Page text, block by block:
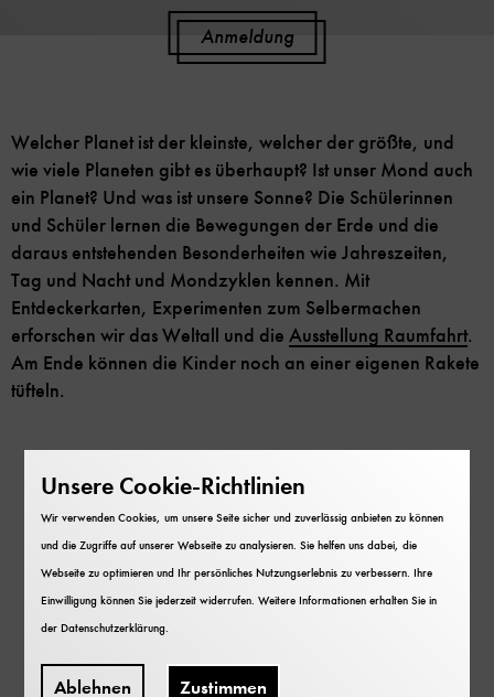
Anmeldung
Welcher Planet ist der kleinste, welcher der größte, und
wie viele Planeten gibt es überhaupt? Ist unser Mond auch
ein Planet? Und was ist unsere Sonne? Die Schülerinnen
und Schüler lernen die Bewegungen der Erde und die
daraus entstehenden Besonderheiten wie Jahreszeiten,
Tag und Nacht und Mondzyklen kennen. Mit
Entdeckerkarten, Experimenten zum Selbermachen
erforschen wir das Weltall und die Ausstellung Raumfahrt.
Am Ende können die Kinder noch an einer eigenen Rakete
tüfteln.
Einblicke in das
Schulklassenprogramm
Raketenwerkstatt
Inhaltskarussell
überspringen
Unsere Cookie-Richtlinien
Wir verwenden Cookies, um unsere Seite sicher und zuverlässig anbieten zu können
und die Zugriffe auf unserer Webseite zu analysieren. Sie helfen uns dabei, die
Webseite zu optimieren und Ihr persönliches Nutzungserlebnis zu verbessern. Ihre
Einwilligung können Sie jederzeit widerrufen. Weitere Informationen erhalten Sie in
derDatenschutzerklärung.
Ablehnen Zustimmen